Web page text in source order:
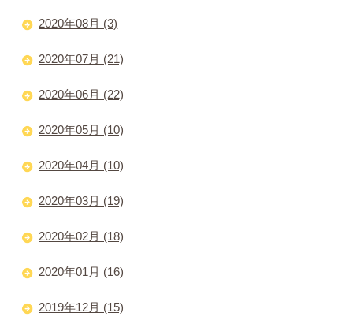
2020年08月 (3)
2020年07月 (21)
2020年06月 (22)
2020年05月 (10)
2020年04月 (10)
2020年03月 (19)
2020年02月 (18)
2020年01月 (16)
2019年12月 (15)